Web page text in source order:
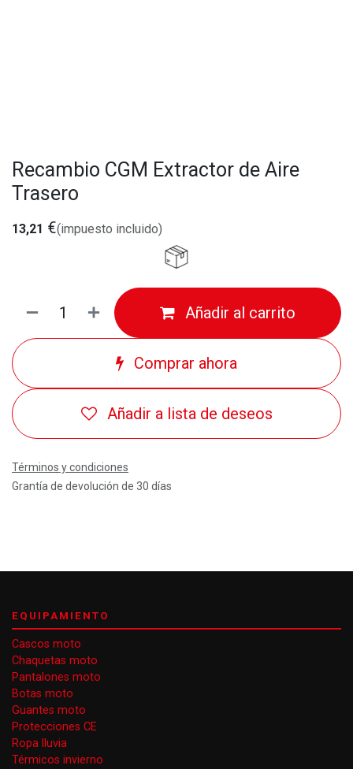
Recambio CGM Extractor de Aire
Trasero
13,21 €(impuesto incluido)
Añadir al carrito
Comprar ahora
Añadir a lista de deseos
Términos y condiciones
Grantía de devolución de 30 días
EQUIPAMIENTO
Cascos moto
Chaquetas moto
Pantalones moto
Botas moto
Guantes moto
Protecciones CE
Ropa lluvia
Térmicos invierno